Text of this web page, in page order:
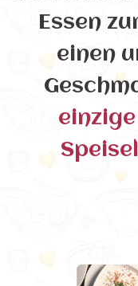
Essen
einen